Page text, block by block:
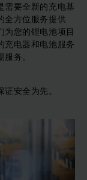
需要全新的充电基
全方位服务提供
您的锂电池项目
充电器和电池服务
务。
安全为先。